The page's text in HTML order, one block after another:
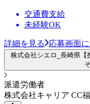
交通費支給
未経験OK
詳細を見る 応募画面
株式会社シエロ_長崎県
派遣労働者
株式会社キャリア CC